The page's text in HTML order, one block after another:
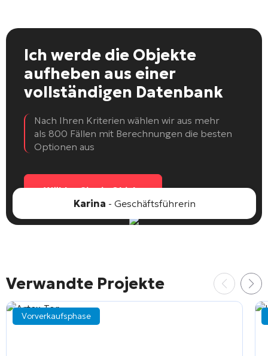
Ich werde die Objekte
aufheben aus einer
vollständigen Datenbank
Nach Ihren Kriterien wählen wir aus mehr
als 800 Fällen mit Berechnungen die besten
Optionen aus
Wählen Sie ein Objekt
Karina - Geschäftsführerin
Verwandte Projekte
Vorverkaufsphase